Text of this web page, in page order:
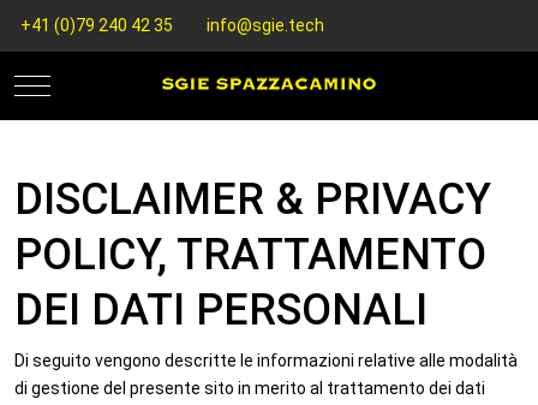
+41 (0)79 240 42 35 info@sgie.tech
Mobile Menu Toggle
DISCLAIMER & PRIVACY
POLICY, TRATTAMENTO
DEI DATI PERSONALI
Di seguito vengono descritte le informazioni relative alle modalità
di gestione del presente sito in merito al trattamento dei dati